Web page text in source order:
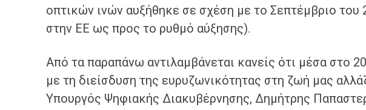
οπτικών ινών αυξήθηκε σε σχέση με το Σεπτέμβριο του
στην ΕΕ ως προς το ρυθμό αύξησης).
Από τα παραπάνω αντιλαμβάνεται κανείς ότι μέσα στο
με τη διείσδυση της ευρυζωνικότητας στη ζωή μας
Υπουργός Ψηφιακής Διακυβέρνησης, Δημήτρης